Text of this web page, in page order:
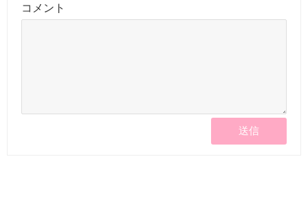
コメント